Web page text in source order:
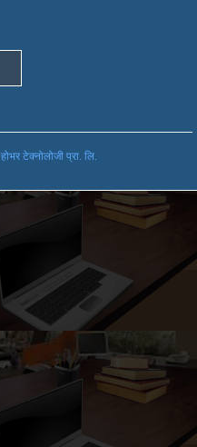
होभर टेक्नोलोजी प्रा. लि.